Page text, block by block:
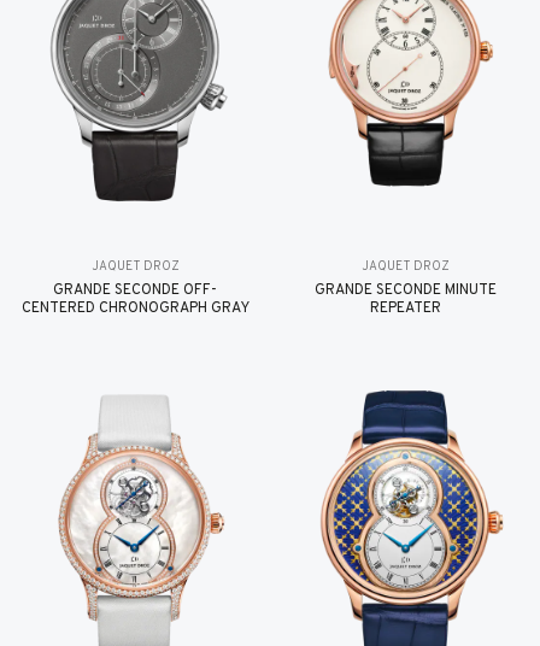
JAQUET DROZ
GRANDE SECONDE OFF-
CENTERED CHRONOGRAPH GRAY
JAQUET DROZ
GRANDE SECONDE MINUTE
REPEATER